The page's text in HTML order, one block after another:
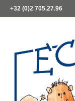
+32 (0)2 705.27.96